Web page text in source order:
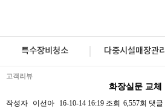
특수장비청소 다중시설매장관리
고객리뷰
화장실문 교체
작성자 이선아 16-10-14 16:19 조회 6,557회 댓글